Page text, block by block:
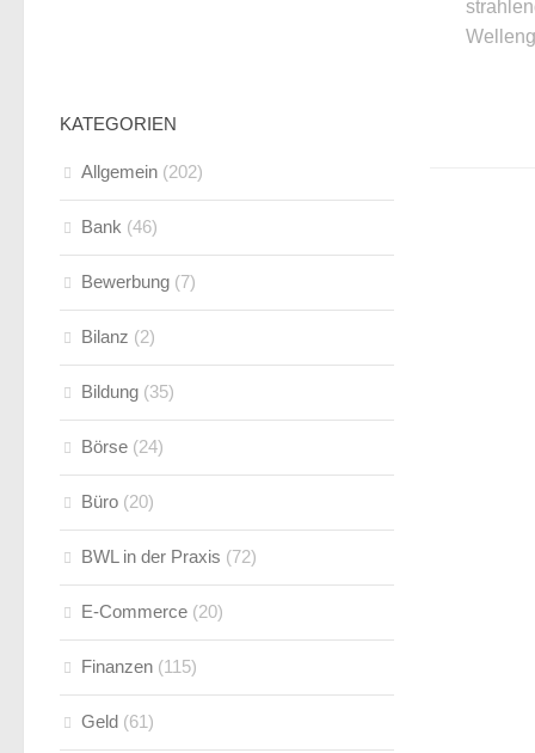
KATEGORIEN
Allgemein (202)
Bank (46)
Bewerbung (7)
Bilanz (2)
Bildung (35)
Börse (24)
Büro (20)
BWL in der Praxis (72)
E-Commerce (20)
Finanzen (115)
Geld (61)